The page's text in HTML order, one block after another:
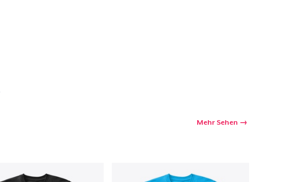
Mehr Sehen